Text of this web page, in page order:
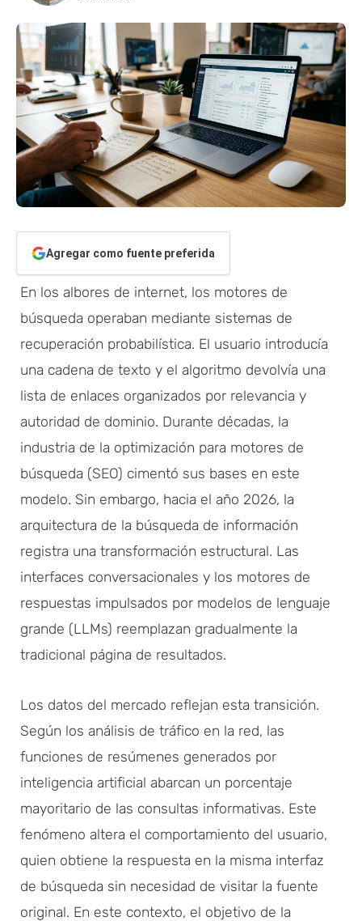
Agregar como fuente preferida
En los albores de internet, los motores de
búsqueda operaban mediante sistemas de
recuperación probabilística. El usuario introducía
una cadena de texto y el algoritmo devolvía una
lista de enlaces organizados por relevancia y
autoridad de dominio. Durante décadas, la
industria de la optimización para motores de
búsqueda (SEO) cimentó sus bases en este
modelo. Sin embargo, hacia el año 2026, la
arquitectura de la búsqueda de información
registra una transformación estructural. Las
interfaces conversacionales y los motores de
respuestas impulsados por modelos de lenguaje
grande (LLMs) reemplazan gradualmente la
tradicional página de resultados.
Los datos del mercado reflejan esta transición.
Según los análisis de tráfico en la red, las
funciones de resúmenes generados por
inteligencia artificial abarcan un porcentaje
mayoritario de las consultas informativas. Este
fenómeno altera el comportamiento del usuario,
quien obtiene la respuesta en la misma interfaz
de búsqueda sin necesidad de visitar la fuente
original. En este contexto, el objetivo de la